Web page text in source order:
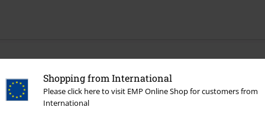
Shopping from International
Please click here to visit EMP Online Shop for customers from
International
Ofertas % Juegos
Hogar Cocina